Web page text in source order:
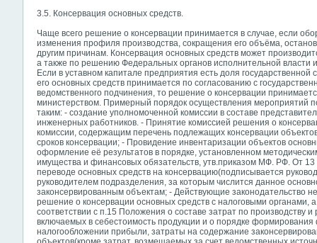
3.5. Консервация основных средств.
Чаще всего решение о консервации принимается в случае, если
изменения профиля производства, сокращения его объёма,
другим причинам. Консервация основных средств может
а также по решению Федеральных органов исполнительной власти
Если в уставном капитале предприятия есть доля
его основных средств принимается по согласованию с
ведомственного подчинения, то решение о консервации
министерством. Примерный порядок осуществления мероприятий
таким: - создание уполномоченной комиссии в составе
инженерных работников. - Принятие комиссией решения о
комиссии, содержащим перечень подлежащих консервации
сроков консервации; - Провидение инвентаризации объектов
оформление её результатов в порядке, установленном
имущества и финансовых обязательств, утв.приказом МФ. РФ. От
переводе основных средств на консервацию(подписывается
руководителем подразделения, за которым числится данное
законсервированным объектам; - Действующие законодательство
решение о консервации основных средств с налоговыми органами,
соответствии с п.15 Положения о составе затрат по производству и
включаемых в себестоимость продукции и о порядке
налогообложении прибыли, затраты на содержание